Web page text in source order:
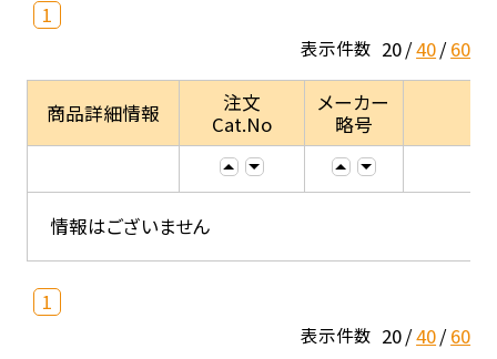
1
表示件数 20 40 60
商品詳細情報
注文
Cat.No
メーカー
略号
情報はございません
1
表示件数 20 40 60